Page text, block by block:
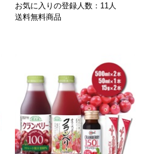
お気に入りの登録人数：11人
送料無料商品